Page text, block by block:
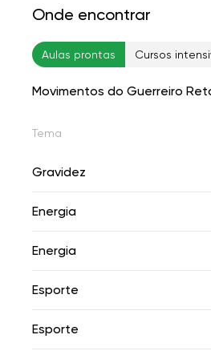
Onde encontrar
Aulas prontas Cursos
Movimentos do Guerreiro
Tema
Gravidez
Energia
Energia
Esporte
Esporte